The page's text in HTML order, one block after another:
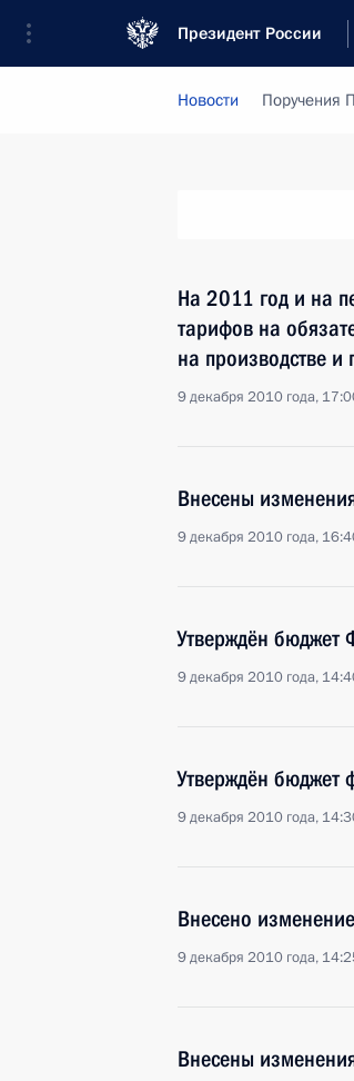
Президент России
Новости Поручения
На 2011 год и на
тарифов на
на производстве
9 декабря 2010 года,
Внесены
9 декабря 2010 года,
Утверждён бюджет
9 декабря 2010 года,
Утверждён бюджет
9 декабря 2010 года,
Внесено
9 декабря 2010 года,
Внесены